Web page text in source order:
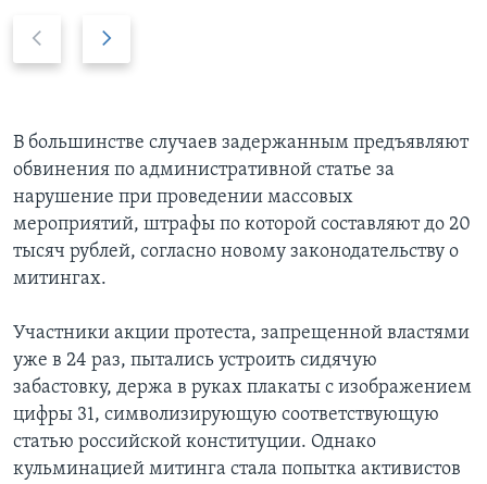
i
o
u
s
s
l
d
e
ш
е
В большинстве случаев задержанным предъявляют
обвинения по административной статье за
нарушение при проведении массовых
мероприятий, штрафы по которой составляют до 20
тысяч рублей, согласно новому законодательству о
митингах.
Участники акции протеста, запрещенной властями
уже в 24 раз, пытались устроить сидячую
забастовку, держа в руках плакаты с изображением
цифры 31, символизирующую соответствующую
статью российской конституции. Однако
кульминацией митинга стала попытка активистов